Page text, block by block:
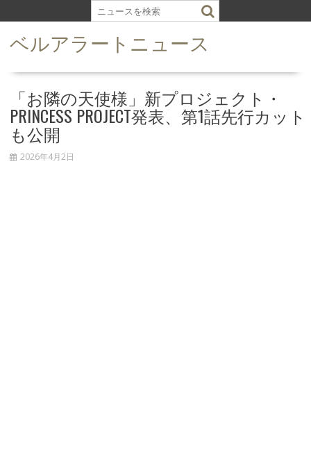
k
ベルアラートニュース
「お隣の天使様」新プロジェクト・
PRINCESS PROJECT発表、第1話先行カット
も公開
2026年4月2日